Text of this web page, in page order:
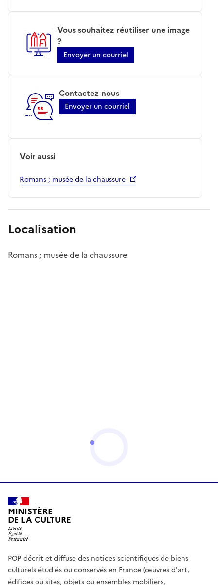
Vous souhaitez réutiliser une image
?
Envoyer un courriel
Contactez-nous
Envoyer un courriel
Voir aussi
Romans ; musée de la chaussure
Localisation
Romans ; musée de la chaussure
MINISTÈRE
DE LA CULTURE
POP décrit et diffuse des notices scientifiques de biens
culturels étudiés ou conservés en France (œuvres d'art,
édifices ou sites, objets ou ensembles mobiliers,